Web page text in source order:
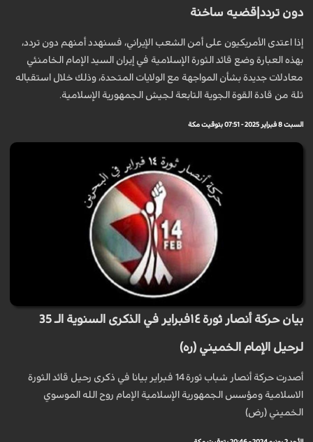
دون تردد|قضيه ساخنة
إذا اعتدى الأمريكيون على أمن الشعب الإيراني، فسنهدد أمنهم دون تردد،
بهذه العبارة وضع قائد الثورة الإسلامية في إيران السيد الإمام الخامنئي
معادلات جديدة بشأن المواجهة مع الولايات المتحدة، وذلك خلال استقباله
ثلة من قادة القوة الجوية التابعة لجيش الجمهورية الإسلامية.
السبت 8 فبراير 2025 - 07:51 بتوقيت مكة
بيان حركة أنصار ثورة ١٤فبراير في الذكرى السنوية الـ 35
لرحيل الإمام الخميني (ره)
أصدرت حركة أنصار شباب ثورة 14 فبراير بيانا في ذكرى رحيل قائد الثورة
الاسلامية ومؤسس الجمهورية الإسلامية الإمام روح الله الموسوي
الخميني (رض)